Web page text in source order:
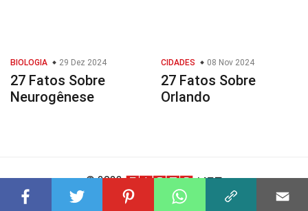
BIOLOGIA 29 Dez 2024
27 Fatos Sobre
Neurogênese
CIDADES 08 Nov 2024
27 Fatos Sobre
Orlando
© 2023